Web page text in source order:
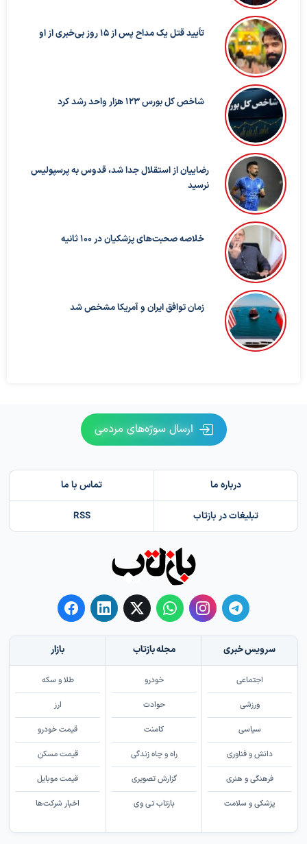
تأیید قتل یک مداح پس از ۱۵ روز بی‌خبری از او
شاخص کل بورس ۱۲۳ هزار واحد رشد کرد
رضاییان از استقلال جدا شد، قدوس به پرسپولیس
نرسید
خلاصه صحبت‌های پزشکیان در ۱۰۰ ثانیه
زمان توافق ایران و آمریکا مشخص شد
ارسال سوژه‌های مردمی
درباره ما تماس با ما
تبلیغات در بازتاب RSS
سرویس خبری
اجتماعی
ورزشی
سیاسی
دانش و فناوری
فرهنگی و هنری
پزشکی و سلامت
مجله بازتاب
خودرو
حوادث
کامنت
راه و چاه زندگی
گزارش تصویری
بازتاب تی وی
بازار
طلا و سکه
ارز
قیمت خودرو
قیمت مسکن
قیمت موبایل
اخبار شرکت‌ها